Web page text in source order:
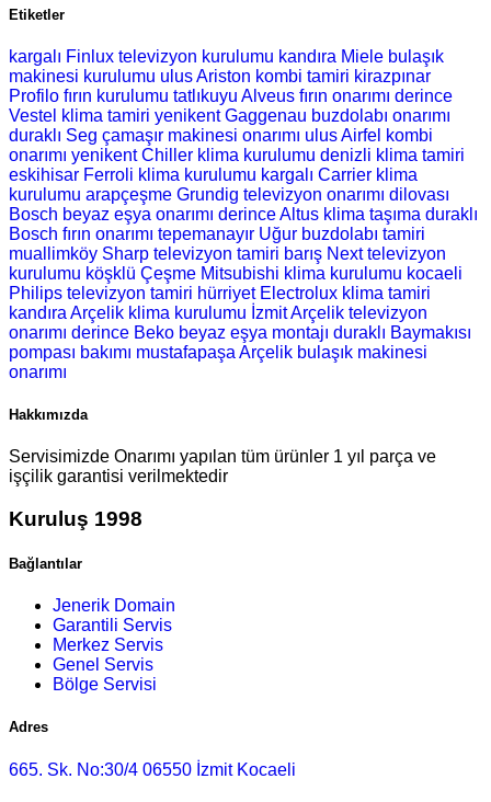
Etiketler
kargalı Finlux televizyon kurulumu kandıra Miele bulaşık
makinesi kurulumu ulus Ariston kombi tamiri kirazpınar
Profilo fırın kurulumu tatlıkuyu Alveus fırın onarımı derince
Vestel klima tamiri yenikent Gaggenau buzdolabı onarımı
duraklı Seg çamaşır makinesi onarımı ulus Airfel kombi
onarımı yenikent Chiller klima kurulumu denizli klima tamiri
eskihisar Ferroli klima kurulumu kargalı Carrier klima
kurulumu arapçeşme Grundig televizyon onarımı dilovası
Bosch beyaz eşya onarımı derince Altus klima taşıma duraklı
Bosch fırın onarımı tepemanayır Uğur buzdolabı tamiri
muallimköy Sharp televizyon tamiri barış Next televizyon
kurulumu köşklü Çeşme Mitsubishi klima kurulumu kocaeli
Philips televizyon tamiri hürriyet Electrolux klima tamiri
kandıra Arçelik klima kurulumu İzmit Arçelik televizyon
onarımı derince Beko beyaz eşya montajı duraklı Baymakısı
pompası bakımı mustafapaşa Arçelik bulaşık makinesi
onarımı
Hakkımızda
Servisimizde Onarımı yapılan tüm ürünler 1 yıl parça ve
işçilik garantisi verilmektedir
Kuruluş 1998
Bağlantılar
Jenerik Domain
Garantili Servis
Merkez Servis
Genel Servis
Bölge Servisi
Adres
665. Sk. No:30/4 06550 İzmit Kocaeli